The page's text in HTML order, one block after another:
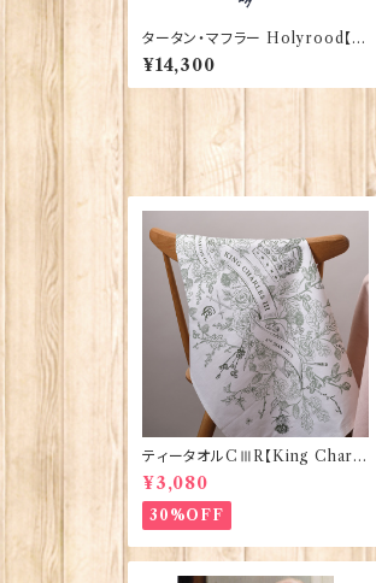
タータン・マフラー Holyrood【Gl
encroft】 00207_HR
¥14,300
ティータオルCⅢR【King Charle
sⅢ Coronation】Victoria Egg
s 50129
¥3,080
30%OFF